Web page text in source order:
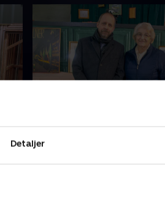
Detaljerny ejer til hendes mands